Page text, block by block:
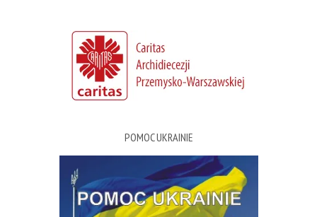
POMOC UKRAINIE